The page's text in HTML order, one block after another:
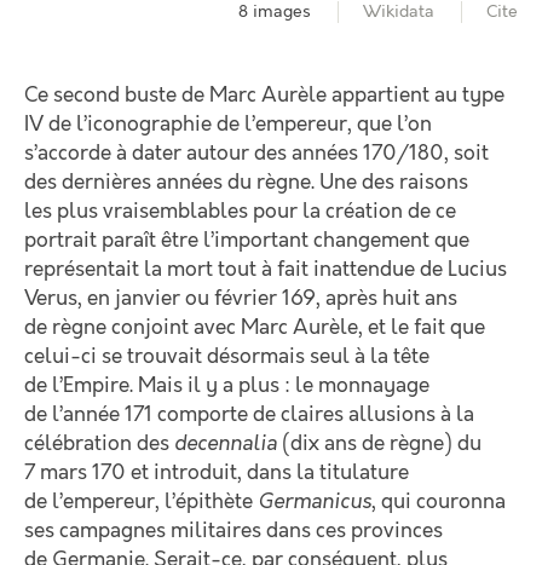
8 images Wikidata Cite
Ce second buste de Marc Aurèle appartient au type
IV de l’iconographie de l’empereur, que l’on
s’accorde à dater autour des années 170/180, soit
des dernières années du règne. Une des raisons
les plus vraisemblables pour la création de ce
portrait paraît être l’important changement que
représentait la mort tout à fait inattendue de Lucius
Verus, en janvier ou février 169, après huit ans
de règne conjoint avec Marc Aurèle, et le fait que
celui-ci se trouvait désormais seul à la tête
de l’Empire. Mais il y a plus : le monnayage
de l’année 171 comporte de claires allusions à la
célébration des decennalia (dix ans de règne) du
7 mars 170 et introduit, dans la titulature
de l’empereur, l’épithète Germanicus, qui couronna
ses campagnes militaires dans ces provinces
de Germanie. Serait-ce, par conséquent, plus